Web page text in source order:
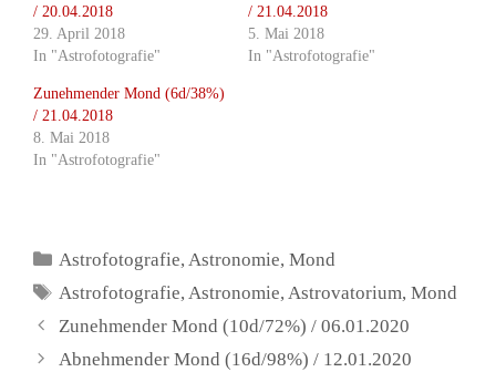
/ 20.04.2018
29. April 2018
In "Astrofotografie"
/ 21.04.2018
5. Mai 2018
In "Astrofotografie"
Zunehmender Mond (6d/38%)
/ 21.04.2018
8. Mai 2018
In "Astrofotografie"
Kategorien
Astrofotografie,Astronomie,Mond
Schlagwörter
Astrofotografie,Astronomie,Astrovatorium,Mond
Zunehmender Mond (10d/72%) / 06.01.2020
Abnehmender Mond (16d/98%) / 12.01.2020